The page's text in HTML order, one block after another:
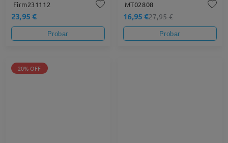
Firm231112
23,95 €
Probar
MT02808
16,95 €27,95 €
Probar
20% OFF